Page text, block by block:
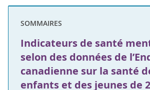
SOMMAIRES
Indicateurs de santé
selon des données de
canadienne sur la santé
enfants et des jeunes de